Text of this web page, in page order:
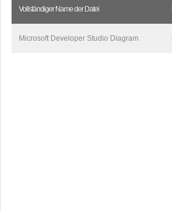
Vollständiger Name der Datei
Microsoft Developer Studio Diagram